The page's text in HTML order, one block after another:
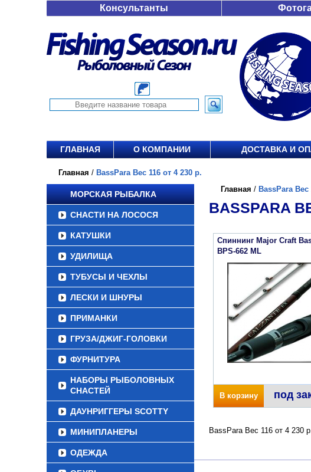
Консультанты
ГЛАВНАЯ О КОМПАНИИ ДОСТАВКА И
Главная / BassPara Вес 116 от 4 230 р.
МОРСКАЯ РЫБАЛКА
СНАСТИ НА ЛОСОСЯ
КАТУШКИ
УДИЛИЩА
ТУБУСЫ И ЧЕХЛЫ
ЛЕСКИ И ШНУРЫ
ПРИМАНКИ
ГРУЗА/ДЖИГ-ГОЛОВКИ
ФУРНИТУРА
НАБОРЫ РЫБОЛОВНЫХ
СНАСТЕЙ
ДАУНРИГГЕРЫ SCOTTY
МИНИПЛАНЕРЫ
ОДЕЖДА
Главная / BassPara Вес
BASSPARA
Спиннинг Major Craft
BPS-662 ML
В корзину под
BassPara Вес 116 от 4 230